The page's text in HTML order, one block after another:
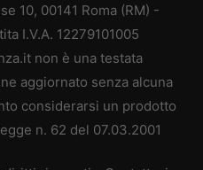
10, 00141 Roma (RM) -
I.V.A. 12279101005
non è una testata
aggiornato senza alcuna
considerarsi un prodotto
n. 62 del 07.03.2001